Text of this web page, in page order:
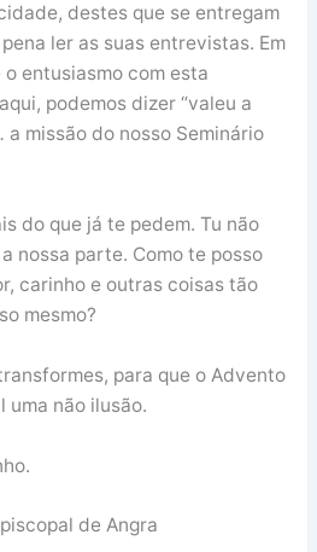
destes que se entregam
ler as suas entrevistas. Em
entusiasmo com esta
podemos dizer “valeu a
a missão do nosso Seminário
do que já te pedem. Tu não
nossa parte. Como te posso
carinho e outras coisas tão
mesmo?
para que o Advento
uma não ilusão.
de Angra